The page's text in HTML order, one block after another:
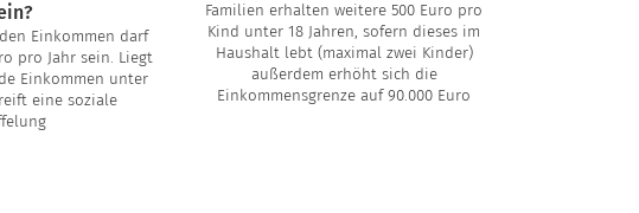
Einkommen darf
pro Jahr sein. Liegt
Einkommen unter
eine soziale
Familien erhalten weitere 500 Euro pro
Kind unter 18 Jahren, sofern dieses im
Haushalt lebt (maximal zwei Kinder)
außerdem erhöht sich die
Einkommensgrenze auf 90.000 Euro